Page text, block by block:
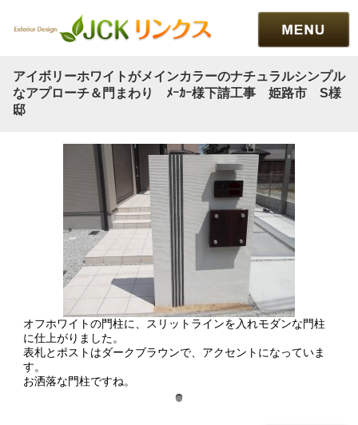
アイボリーホワイトがメインカラーのナチュラルシンプル
なアプローチ＆門まわり ﾒｰｶｰ様下請工事 姫路市 S様
邸
オフホワイトの門柱に、スリットラインを入れモダンな門柱
に仕上がりました。
表札とポストはダークブラウンで、アクセントになっていま
す。
お洒落な門柱ですね。